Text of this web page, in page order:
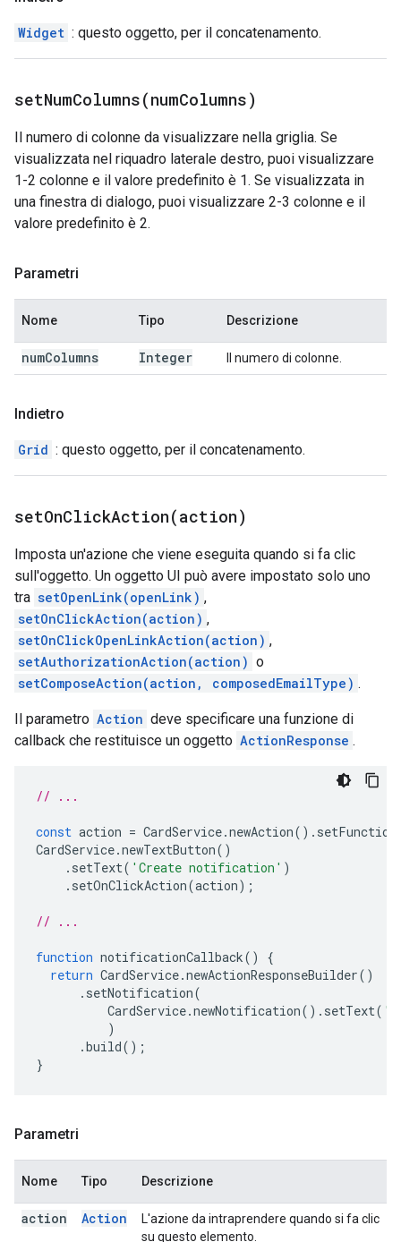
Widget : questo oggetto, per il concatenamento.
setNumColumns(numColumns)
Il numero di colonne da visualizzare nella griglia. Se
visualizzata nel riquadro laterale destro, puoi visualizzare
1-2 colonne e il valore predefinito è 1. Se visualizzata in
una finestra di dialogo, puoi visualizzare 2-3 colonne e il
valore predefinito è 2.
Parametri
Nome Tipo Descrizione
numColumns Integer Il numero di colonne.
Indietro
Grid : questo oggetto, per il concatenamento.
setOnClickAction(action)
Imposta un'azione che viene eseguita quando si fa clic
sull'oggetto. Un oggetto UI può avere impostato solo uno
tra setOpenLink(openLink) ,
setOnClickAction(action) ,
setOnClickOpenLinkAction(action) ,
setAuthorizationAction(action) o
setComposeAction(action, composedEmailType) .
Il parametro Action deve specificare una funzione di
callback che restituisce un oggetto ActionResponse .
// ...
const action = CardService.newAction().
CardService.newTextButton()
. setText( 'Create notification' )
. setOnClickAction(action);
// ...
function notificationCallback()
{
return CardService.newActionResponseBuilder()
. setNotification(
CardService.newNotification(). setText(
)
.build();
}
Parametri
Nome Tipo Descrizione
action Action
L'azione da intraprendere quando si fa clic
su questo elemento.